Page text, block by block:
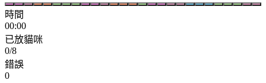
時間
00:00
已放貓咪
0/8
錯誤
0